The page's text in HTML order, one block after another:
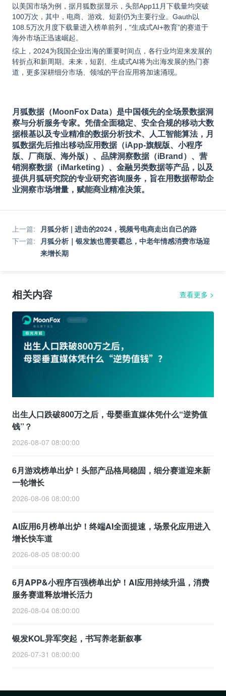
以美国市场为例，据月狐数据显示，头部App11月下载量均突破
100万次，其中，电商、游戏、短剧仍为主要行业。Gauth以
108.5万次月度下载量进入榜单前列，“生成式AI+教育”的赛道于
海外市场正迅速崛起。
综上，2024为我国企业出海的重要时间点，各行业均迎来发展的
转折点和新周期。未来，短剧、生成式AI将为出海发展的热门赛
道，更多深耕细分市场、领域的平台应用将加速涌现。
月狐数据（MoonFox Data）是中国领先的全场景数据洞
察与分析服务专家。凭借全面稳定、安全合规的移动大数
据根基以及专业精准的数据分析技术、人工智能算法，月
狐数据先后推出移动应用数据（iApp-旗舰版、小程序
版、厂商版、海外版）、品牌洞察数据（iBrand）、营
销洞察数据（iMarketing）、金融另类数据等产品，以及
提供月狐研究院的专业研究咨询服务，旨在用数据帮助企
业洞察市场增量，赋能商业精准决策。
上一篇:
月狐分析 | 进击的2024，视频号电商走出自己的路
下一篇:
月狐分析｜银发族也需要霸总，中老年情感消费市场迎
来增长期
相关内容 查看更多 >
出生人口跌破800万之后，母婴垂直媒体凭什么“逆势值
钱”？
2026-08-07 08:00:00
6月游戏榜单出炉！头部产品格局稳固，细分赛道迎来新
一轮增长
2026-08-06 08:00:00
AI应用6月榜单出炉！终端AI全面提速，场景化应用进入
增长快车道
2026-08-05 08:00:00
6月APP&小程序百强榜单出炉！AI应用持续升温，消费
服务赛道释放增长活力
2026-08-04 08:00:00
银发KOL异军突起，书写养老新叙事
2026-07-31 08:00:00